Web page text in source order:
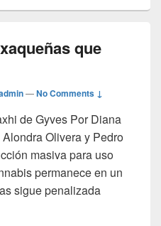
que
—No Comments ↓
de Gyves Por Diana
Olivera y Pedro
masiva para uso
permanece en un
sigue penalizada
oaxaqueñas que